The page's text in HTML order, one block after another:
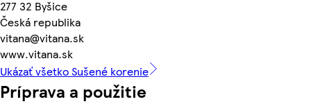
277 32 Byšice
Česká republika
vitana@vitana.sk
www.vitana.sk
Ukázať všetko Sušené korenie
Príprava a použitie